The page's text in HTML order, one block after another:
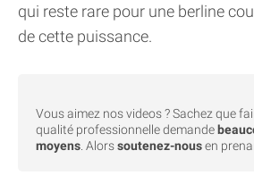
qui reste rare pour une berline
de cette puissance.
Vous aimez nos videos ? Sachez que
qualité professionnelle demande
moyens . Alorssoutenez-nousen